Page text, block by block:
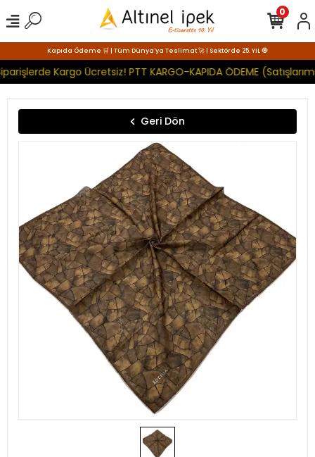
Kapıda Ödeme 🛒 | Tüm Dünya'ya Teslimat 🚀 | Sektörde 25. YIL 🧿
Kargo Ücretsiz! PTT KARGO-KAPIDA ÖDEME
0
Geri Dön